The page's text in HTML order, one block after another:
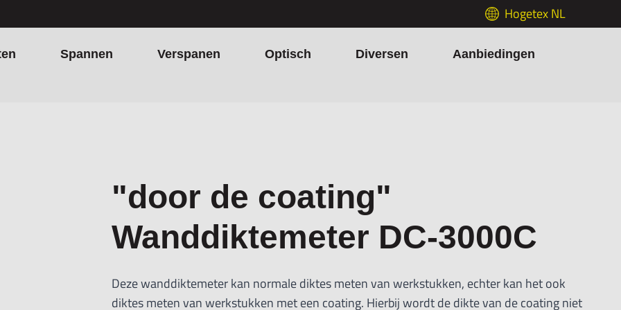
Hogetex NL
Spannen Verspanen Optisch Diversen Aanbiedingen
"door de coating"
Wanddiktemeter DC-3000C
Deze wanddiktemeter kan normale diktes meten van werkstukken, echter kan het ook
diktes meten van werkstukken met een coating. Hierbij wordt de dikte van de coating niet